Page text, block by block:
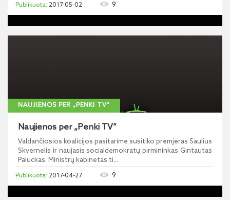
2017-05-02 9
NAUJIENOS PER „PENKI TV“
Naujienos per „Penki TV“
Valdančiosios koalicijos pasitarime susitiko premjeras Saulius
Skvernelis ir naujasis socialdemokratų pirmininkas Gintautas
Paluckas. Ministrų kabinetas ti...
2017-04-27 9